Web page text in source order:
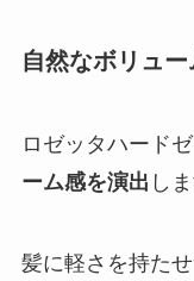
自然なボリュ
ロゼッタハード
ーム感を演出 しま
髪に軽さを持た